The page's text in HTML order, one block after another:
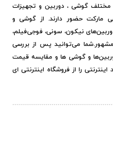
مختلف گوشی ، دوربین و تجهیزات
مارکت حضور دارند. از گوشی و
نیکون، سونی، فوجی‌فیلم،
شما می‌توانید پس از بررسی
و گوشی ها و مقایسه قیمت
را از فروشگاه اینترنتی ای